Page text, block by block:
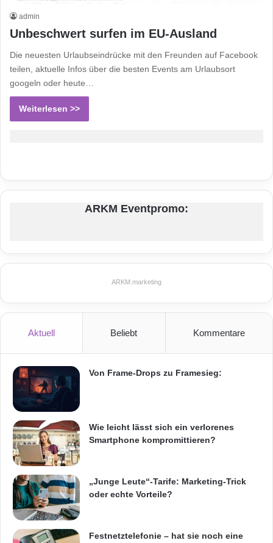
admin
Unbeschwert surfen im EU-Ausland
Die neuesten Urlaubseindrücke mit den Freunden auf Facebook
teilen, aktuelle Infos über die besten Events am Urlaubsort
googeln oder heute…
Weiterlesen >>
ARKM Eventpromo:
ARKM.marketing
Aktuell Beliebt Kommentare
Von Frame-Drops zu Framesieg:
Wie leicht lässt sich ein verlorenes
Smartphone kompromittieren?
„Junge Leute“-Tarife: Marketing-Trick
oder echte Vorteile?
Festnetztelefonie – hat sie noch eine